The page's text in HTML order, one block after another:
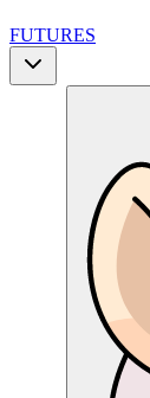
FUTURES